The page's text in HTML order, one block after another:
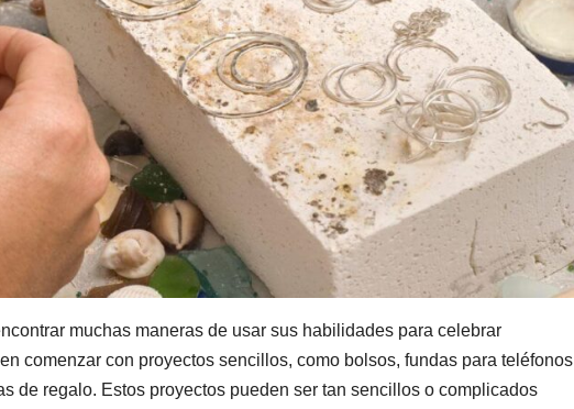
muchas maneras de usar sus habilidades para celebrar
comenzar con proyectos sencillos, como bolsos, fundas para teléfonos
de regalo. Estos proyectos pueden ser tan sencillos o complicados